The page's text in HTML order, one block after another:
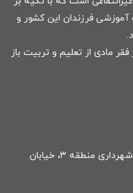
آموزشی فرزندان این کشور و
مادی از تعلیم و تربیت باز
نشانی: تهران، خیابان دکتر شریعتی، جنب شهرداری منطقه ۳، خیابان